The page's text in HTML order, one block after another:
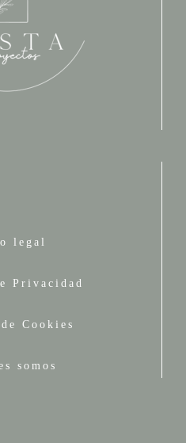
legal
Privacidad
Cookies
somos